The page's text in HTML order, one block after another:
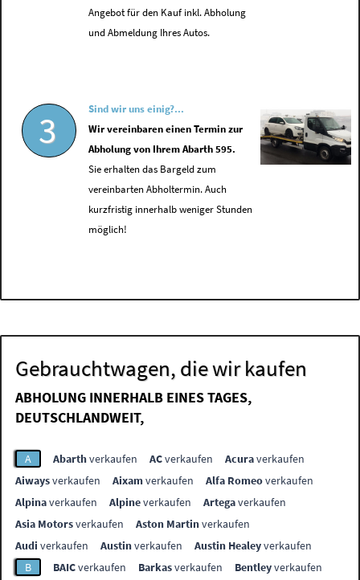
Angebot für den Kauf inkl. Abholung
und Abmeldung Ihres Autos.
3
Sind wir uns einig?...
Wir vereinbaren einen Termin zur
Abholung von Ihrem Abarth 595.
Sie erhalten das Bargeld zum
vereinbarten Abholtermin. Auch
kurzfristig innerhalb weniger Stunden
möglich!
Gebrauchtwagen, die wir kaufen
ABHOLUNG INNERHALB EINES TAGES,
DEUTSCHLANDWEIT,
A Abarthverkaufen ACverkaufen Acuraverkaufen
Aiwaysverkaufen Aixamverkaufen Alfa Romeoverkaufen
Alpinaverkaufen Alpineverkaufen Artegaverkaufen
Asia Motorsverkaufen Aston Martinverkaufen
Audi verkaufen Austinverkaufen Austin Healeyverkaufen
B
BAICverkaufen Barkasverkaufen Bentleyverkaufen